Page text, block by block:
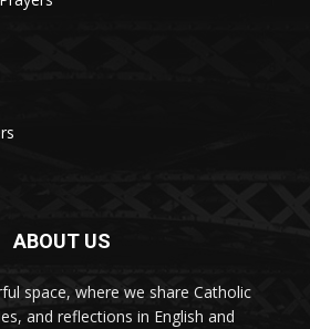
ABOUT US
space, where we share Catholic
and reflections in English and